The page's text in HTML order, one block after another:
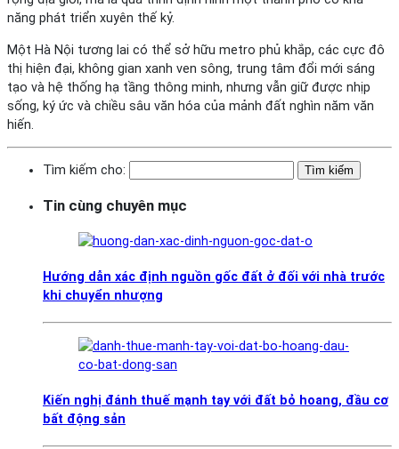
năng phát triển xuyên thế kỷ.
Một Hà Nội tương lai có thể sở hữu metro phủ khắp, các cực đô
thị hiện đại, không gian xanh ven sông, trung tâm đổi mới sáng
tạo và hệ thống hạ tầng thông minh, nhưng vẫn giữ được nhịp
sống, ký ức và chiều sâu văn hóa của mảnh đất nghìn năm văn
hiến.
Tìm kiếm cho:
Tin cùng chuyên mục
Hướng dẫn xác định nguồn gốc đất ở đối với nhà trước
khi chuyển nhượng
Kiến nghị đánh thuế mạnh tay với đất bỏ hoang, đầu cơ
bất động sản